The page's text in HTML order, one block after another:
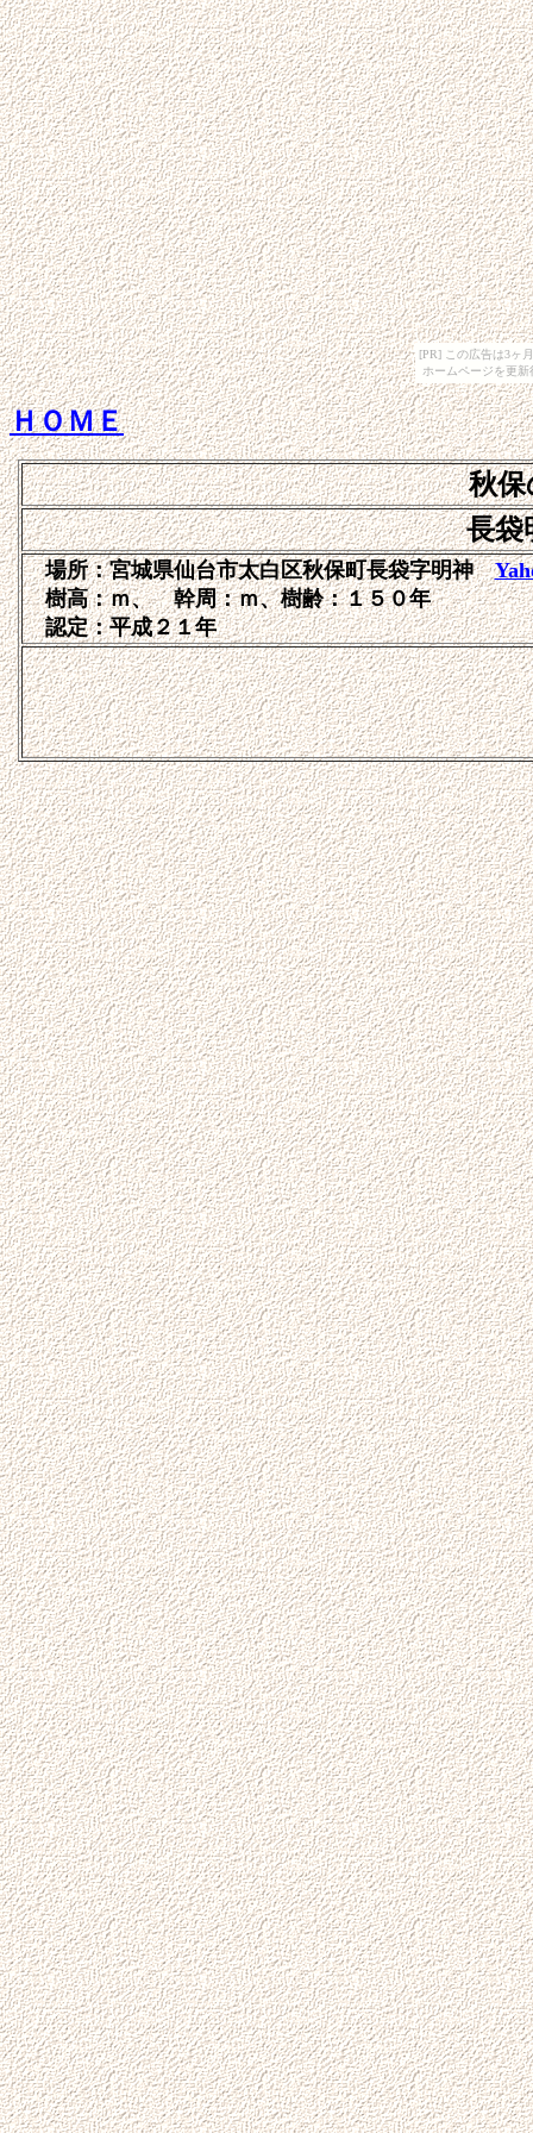
[PR] この広告は3ヶ
ホームページを更
ＨＯＭＥ
秋
長袋
場所：宮城県仙台市太白区秋保町長袋字明神
樹高：ｍ、 幹周：ｍ、樹齢：１５０年
認定：平成２１年